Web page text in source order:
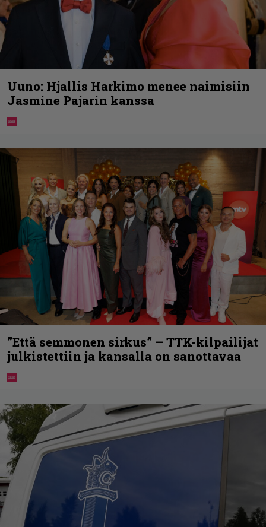
Uuno: Hjallis Harkimo menee naimisiin
Jasmine Pajarin kanssa
”Että semmonen sirkus” – TTK-kilpailijat
julkistettiin ja kansalla on sanottavaa